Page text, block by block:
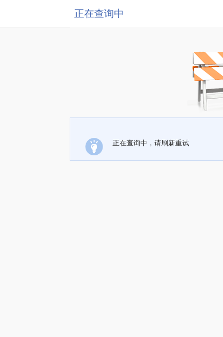
正在查询中
正在查询中，请刷新重试